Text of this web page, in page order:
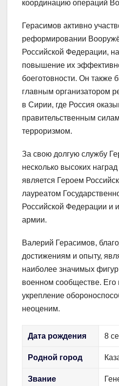
координацию операций
Герасимов активно
реформировании
Российской Федерации,
повышение их
боеготовности. Он также
главным организатором
в Сирии, где Россия
правительственным
терроризмом.
За свою долгую службу
несколько высоких
является Героем
лауреатом
Российской Федерации и
армии.
Валерий Герасимов,
достижениям и опыту,
наиболее значимых
военном сообществе. Его
укрепление
неоценим.
Дата рождения 8
Родной город
Звание